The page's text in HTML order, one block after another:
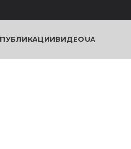
ПУБЛИКАЦИИВИДЕОUA